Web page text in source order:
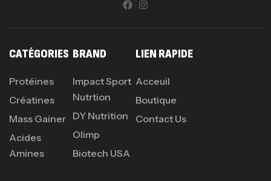
7Nutrition
د.ت150
Protein Matrix – 2000g – 7Nutrition
PROTEIN
د.ت
CATÉGORIES
Protéines
Créatines
Mass Gainer
Acides
Amines
BRAND
Impact Sport
Nutrtion
DY Nutrition
Olimp
Biotech USA
LIEN RAPIDE
Acceuil
Boutique
Contact Us